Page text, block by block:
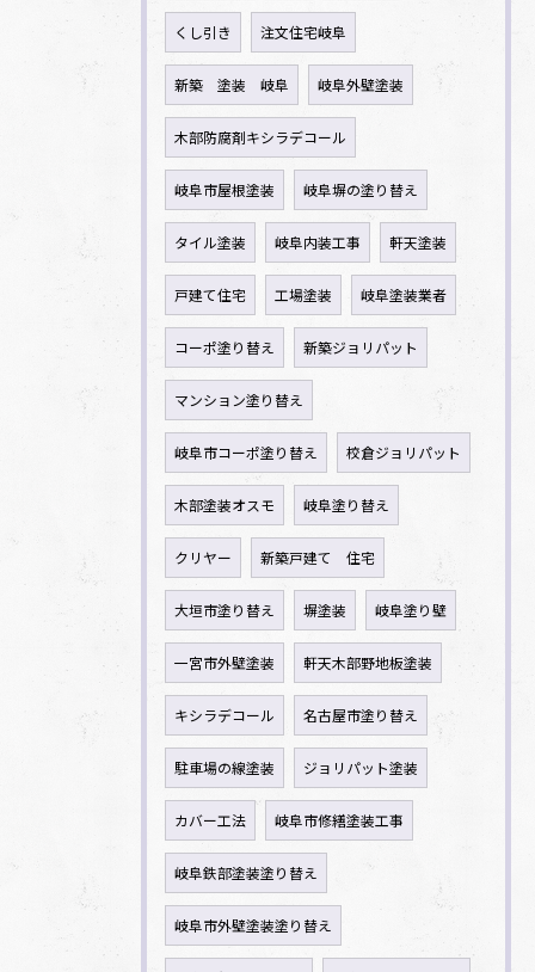
くし引き 注文住宅岐阜
新築 塗装 岐阜 岐阜外壁塗装
木部防腐剤キシラデコール
岐阜市屋根塗装 岐阜塀の塗り替え
タイル塗装 岐阜内装工事 軒天塗装
戸建て住宅 工場塗装 岐阜塗装業者
コーポ塗り替え 新築ジョリパット
マンション塗り替え
岐阜市コーポ塗り替え 校倉ジョリパット
木部塗装オスモ 岐阜塗り替え
クリヤー 新築戸建て 住宅
大垣市塗り替え 塀塗装 岐阜塗り壁
一宮市外壁塗装 軒天木部野地板塗装
キシラデコール 名古屋市塗り替え
駐車場の線塗装 ジョリパット塗装
カバー工法 岐阜市修繕塗装工事
岐阜鉄部塗装塗り替え
岐阜市外壁塗装塗り替え